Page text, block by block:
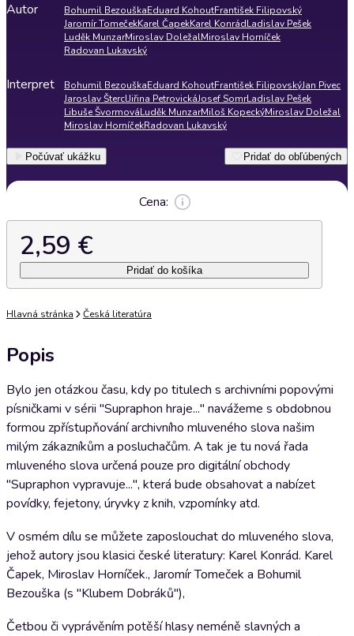
Autor Bohumil BezouškaEduard KohoutFrantišek Filipovský
Jaromír TomečekKarel ČapekKarel KonrádLadislav Pešek
Luděk MunzarMiroslav DoležalMiroslav Horníček
Radovan Lukavský
Interpret Bohumil BezouškaEduard KohoutFrantišek FilipovskýJan Pivec
Jaroslav ŠterclJiřina PetrovickáJosef SomrLadislav Pešek
Libuše ŠvormováLuděk MunzarMiloš KopeckýMiroslav Doležal
Miroslav HorníčekRadovan Lukavský
Počúvať ukážku Pridať do obľúbených
Cena:
2,59 €
Pridať do košíka
Hlavná stránka Česká literatúra
Popis
Bylo jen otázkou času, kdy po titulech s archivními popovými
písničkami v sérii "Supraphon hraje..." navážeme s obdobnou
formou zpřístupňování archivního mluveného slova našim
milým zákazníkům a posluchačům. A tak je tu nová řada
mluveného slova určená pouze pro digitální obchody
"Supraphon vypravuje...", která bude obsahovat a nabízet
povídky, fejetony, úryvky z knih, vzpomínky atd.
V osmém dílu se můžete zaposlouchat do mluveného slova,
jehož autory jsou klasici české literatury: Karel Konrád. Karel
Čapek, Miroslav Horníček., Jaromír Tomeček a Bohumil
Bezouška (s "Klubem Dobráků"),
Četbou či vyprávěním potěší hlasy neméně slavných a